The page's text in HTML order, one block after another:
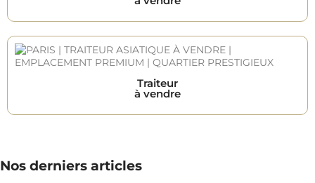
Traiteur
à vendre
Nos derniers articles